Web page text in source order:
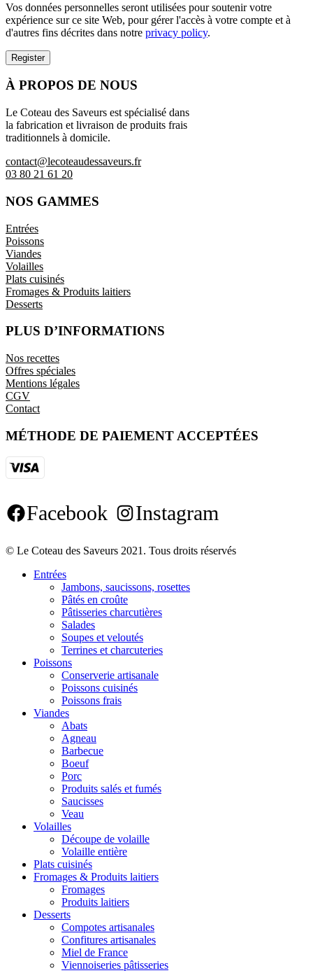
Vos données personnelles seront utilisées pour soutenir votre
expérience sur ce site Web, pour gérer l'accès à votre compte et à
d'autres fins décrites dans notre privacy policy.
Register
À PROPOS DE NOUS
Le Coteau des Saveurs est spécialisé dans
la fabrication et livraison de produits frais
traditionnels à domicile.
contact@lecoteaudessaveurs.fr
03 80 21 61 20
NOS GAMMES
Entrées
Poissons
Viandes
Volailles
Plats cuisinés
Fromages & Produits laitiers
Desserts
PLUS D’INFORMATIONS
Nos recettes
Offres spéciales
Mentions légales
CGV
Contact
MÉTHODE DE PAIEMENT ACCEPTÉES
Facebook Instagram
© Le Coteau des Saveurs 2021. Tous droits réservés
Entrées
Jambons, saucissons, rosettes
Pâtés en croûte
Pâtisseries charcutières
Salades
Soupes et veloutés
Terrines et charcuteries
Poissons
Conserverie artisanale
Poissons cuisinés
Poissons frais
Viandes
Abats
Agneau
Barbecue
Boeuf
Porc
Produits salés et fumés
Saucisses
Veau
Volailles
Découpe de volaille
Volaille entière
Plats cuisinés
Fromages & Produits laitiers
Fromages
Produits laitiers
Desserts
Compotes artisanales
Confitures artisanales
Miel de France
Viennoiseries pâtisseries